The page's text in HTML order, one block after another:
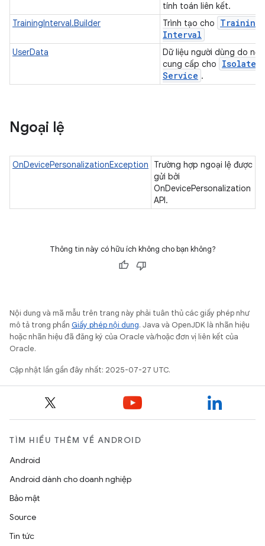
tính toán liên kết.
TrainingInterval.Builder
Trình tạo cho
Training
Interval
UserData
Dữ liệu người dùng do
cung cấp cho
Isolated
Service .
Ngoại lệ
OnDevicePersonalizationException
Trường hợp ngoại lệ được
gửi bởi
OnDevicePersonalization
API.
Thông tin này có hữu ích không cho bạn không?
Nội dung và mã mẫu trên trang này phải tuân thủ các giấy phép như
mô tả trong phần Giấy phép nội dung. Java và OpenJDK là nhãn hiệu
hoặc nhãn hiệu đã đăng ký của Oracle và/hoặc đơn vị liên kết của
Oracle.
Cập nhật lần gần đây nhất: 2025-07-27 UTC.
TÌM HIỂU THÊM VỀ ANDROID
Android
Android dành cho doanh nghiệp
Bảo mật
Source
Tin tức